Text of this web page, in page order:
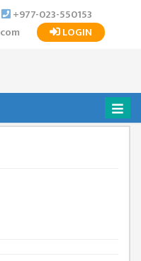
+977-023-550153
LOGIN